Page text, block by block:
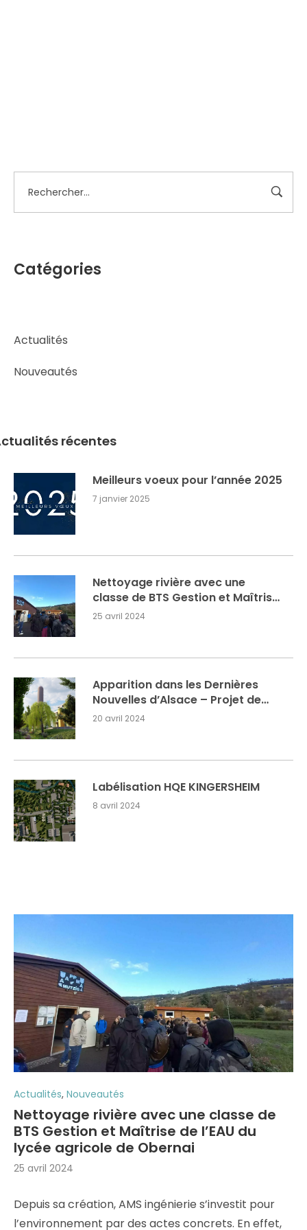
Catégories
Actualités
Nouveautés
Meilleurs voeux pour l’année 2025
7 janvier 2025
Nettoyage rivière avec une
classe de BTS Gestion et Maîtrise
de l’EAU du lycée agricole de
25 avril 2024
Apparition dans les Dernières
Nouvelles d’Alsace – Projet de
réhabilitation de friche
20 avril 2024
Labélisation HQE KINGERSHEIM
8 avril 2024
Actualités, Nouveautés
Nettoyage rivière avec une classe de
BTS Gestion et Maîtrise de l’EAU du
lycée agricole de Obernai
25 avril 2024
Depuis sa création, AMS ingénierie s’investit pour
l’environnement par des actes concrets. En effet,